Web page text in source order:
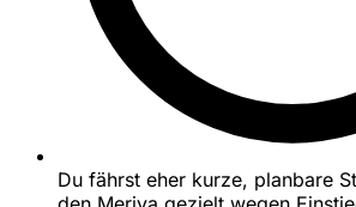
Du fährst eher kurze, planbare